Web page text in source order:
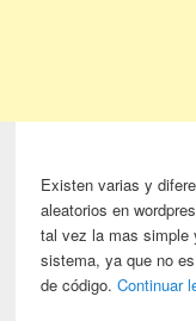
Existen varias y
aleatorios en
tal vez la mas simple
sistema, ya que no
de código.Continuar